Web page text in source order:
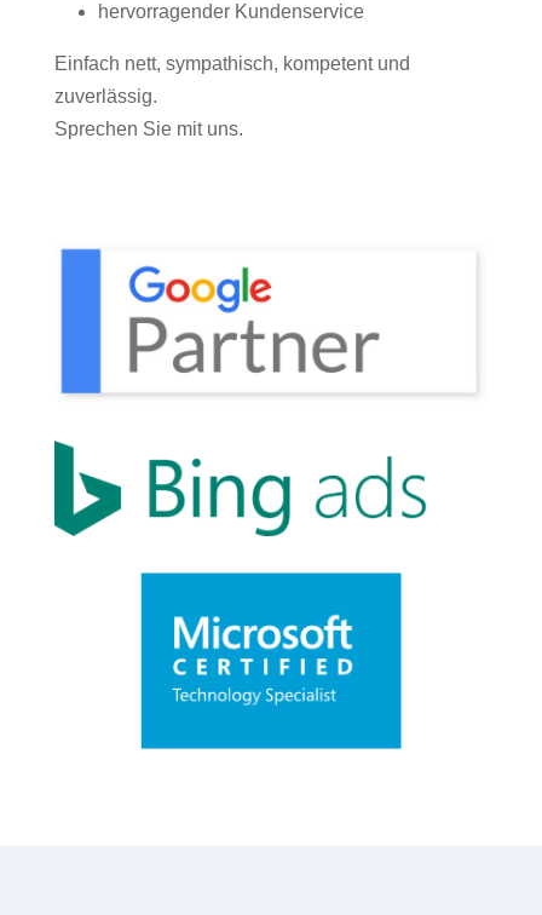
hervorragender Kundenservice
Einfach nett, sympathisch, kompetent und
zuverlässig.
Sprechen Sie mit uns.